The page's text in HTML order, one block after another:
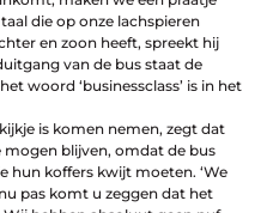
die op onze lachspieren
en zoon heeft, spreekt hij
van de bus staat de
woord ‘businessclass’ is in het
is komen nemen, zegt dat
blijven, omdat de bus
hun koffers kwijt moeten. ‘We
pas komt u zeggen dat het